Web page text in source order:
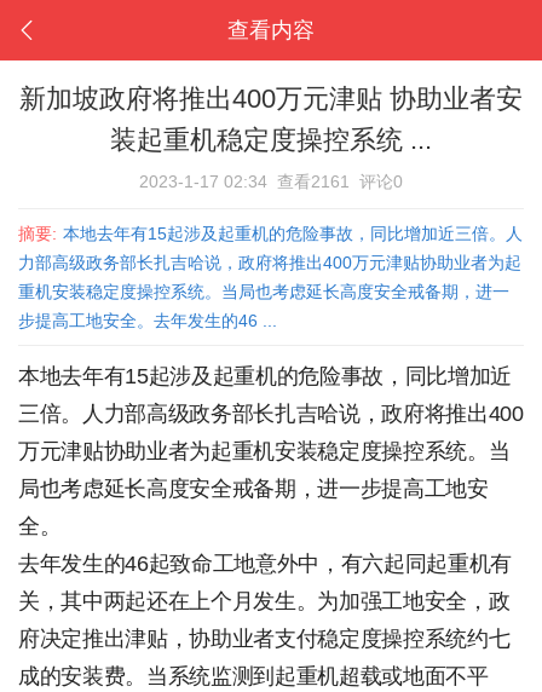
查看内容
新加坡政府将推出400万元津贴 协助业者安
装起重机稳定度操控系统 ...
2023-1-17 02:34 查看2161 评论0
摘要: 本地去年有15起涉及起重机的危险事故，同比增加近三倍。人
力部高级政务部长扎吉哈说，政府将推出400万元津贴协助业者为起
重机安装稳定度操控系统。当局也考虑延长高度安全戒备期，进一
步提高工地安全。去年发生的46 ...
本地去年有15起涉及起重机的危险事故，同比增加近
三倍。人力部高级政务部长扎吉哈说，政府将推出400
万元津贴协助业者为起重机安装稳定度操控系统。当
局也考虑延长高度安全戒备期，进一步提高工地安
全。
去年发生的46起致命工地意外中，有六起同起重机有
关，其中两起还在上个月发生。为加强工地安全，政
府决定推出津贴，协助业者支付稳定度操控系统约七
成的安装费。当系统监测到起重机超载或地面不平